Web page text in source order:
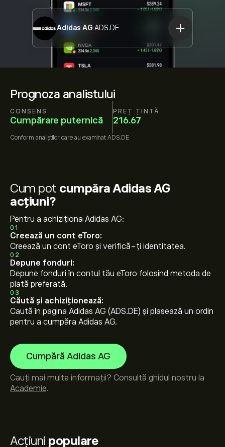
Prognoza analistului
CONSENS
Cumpărare puternică
PREȚ ȚINTĂ
216.67
Conform analiștilor care au examinat ADS.DE
Adidas AG ADS.DE
Acțiuni populare
Cum pot cumpăra Adidas AG
acțiuni?
Pentru a achiziționa Adidas AG:
01
Creează un cont eToro:
Creează un cont eToro și verifică-ți identitatea.
02
Depune fonduri:
Depune fonduri în contul tău eToro folosind metoda de
plată preferată.
03
Căută și achiziționează:
Caută în pagina Adidas AG (ADS.DE) și plasează un ordin
pentru a cumpăra Adidas AG.
Cumpără Adidas AG
Cauți mai multe informații? Consultă ghidul nostru la
Academie.